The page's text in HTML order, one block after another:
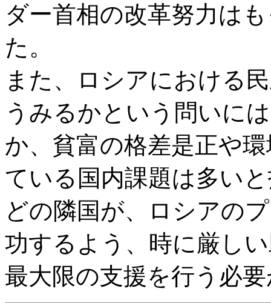
ダー首相の改革努力は
た。
また、ロシアにおける
うみるかという問いに
か、貧富の格差是正や
ている国内課題は多い
どの隣国が、ロシアの
功するよう、時に厳し
最大限の支援を行う必